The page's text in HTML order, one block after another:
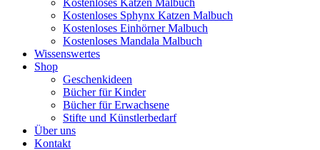
Kostenloses Katzen Malbuch
Kostenloses Sphynx Katzen Malbuch
Kostenloses Einhörner Malbuch
Kostenloses Mandala Malbuch
Wissenswertes
Shop
Geschenkideen
Bücher für Kinder
Bücher für Erwachsene
Stifte und Künstlerbedarf
Über uns
Kontakt